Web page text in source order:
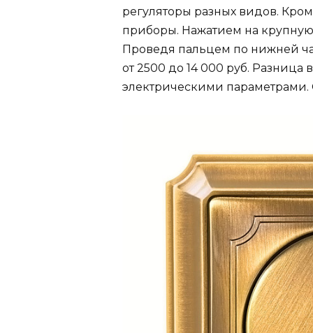
регуляторы разных видов.
приборы. Нажатием на
Проведя пальцем по нижней
от 2500 до 14 000 руб. Разница
электрическими